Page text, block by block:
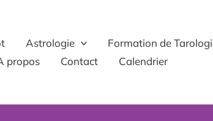
Astrologie Formation de
propos Contact Calendrier